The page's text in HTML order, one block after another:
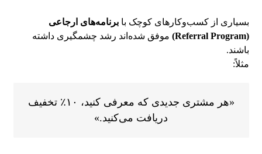
بسیاری از کسب‌وکارهای کوچک بابرنامه‌های ارجاعی
(Referral Program)
موفق شده‌اند رشد چشمگیری داشته
باشند.
مثلاً:
«هر مشتری جدیدی که معرفی کنید، ۱۰٪ تخفیف
دریافت می‌کنید.»